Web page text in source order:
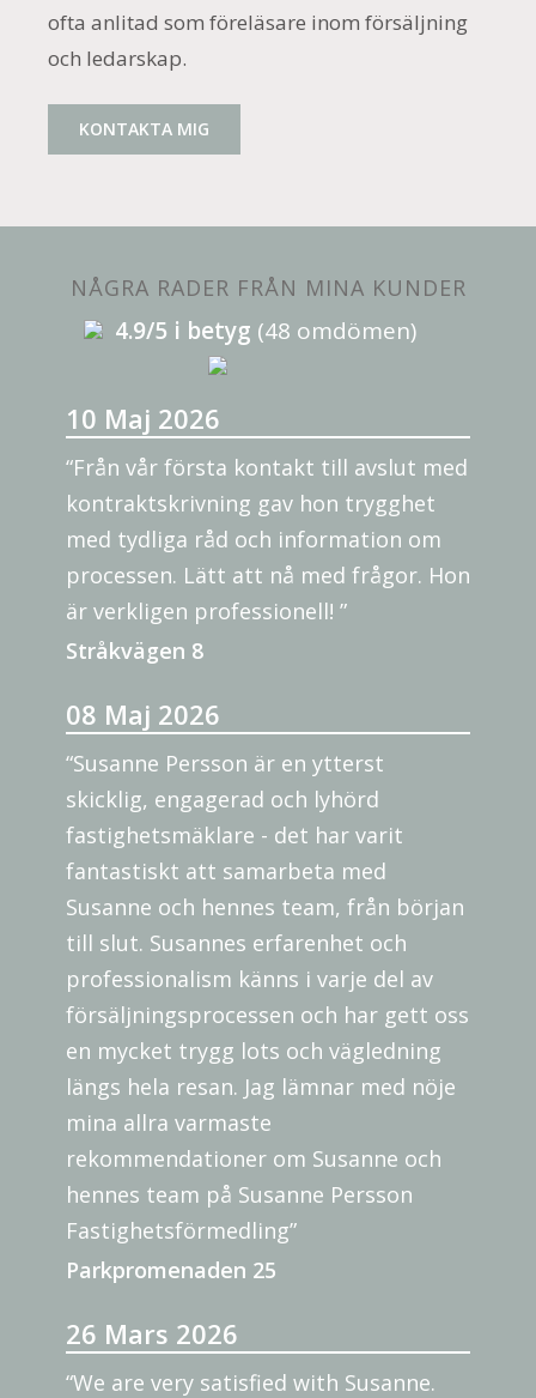
ofta anlitad som föreläsare inom försäljning
och ledarskap.
KONTAKTA MIG
NÅGRA RADER FRÅN MINA KUNDER
4.9/5 i betyg (48 omdömen)
10 Maj 2026
“Från vår första kontakt till avslut med
kontraktskrivning gav hon trygghet
med tydliga råd och information om
processen. Lätt att nå med frågor. Hon
är verkligen professionell! ”
Stråkvägen 8
08 Maj 2026
“Susanne Persson är en ytterst
skicklig, engagerad och lyhörd
fastighetsmäklare - det har varit
fantastiskt att samarbeta med
Susanne och hennes team, från början
till slut. Susannes erfarenhet och
professionalism känns i varje del av
försäljningsprocessen och har gett oss
en mycket trygg lots och vägledning
längs hela resan. Jag lämnar med nöje
mina allra varmaste
rekommendationer om Susanne och
hennes team på Susanne Persson
Fastighetsförmedling”
Parkpromenaden 25
26 Mars 2026
“We are very satisfied with Susanne.